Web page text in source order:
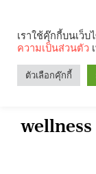
wellness
เราใช้คุ๊กกี้บนเว็
ความเป็นส่วนตัว
ตัวเลือกคุ๊กกี้